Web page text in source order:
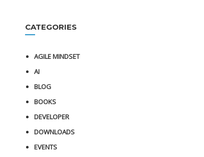
CATEGORIES
AGILE MINDSET
AI
BLOG
BOOKS
DEVELOPER
DOWNLOADS
EVENTS